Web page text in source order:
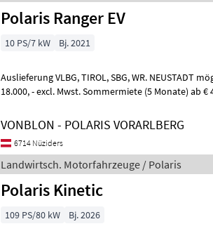
Polaris Ranger EV
10 PS/7 kW Bj. 2021
Auslieferung VLBG, TIROL, SBG, WR. NEUSTADT möglich Kaufpreis ab
18.000, - excl. Mwst. Sommermiete (5 Monate) ab € 4.500, - excl. MwSt.
VONBLON - POLARIS VORARLBERG
6714 Nüziders
Landwirtsch. Motorfahrzeuge / Polaris
Polaris Kinetic
109 PS/80 kW Bj. 2026